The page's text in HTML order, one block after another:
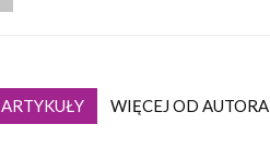
WIĘCEJ OD AUTORA